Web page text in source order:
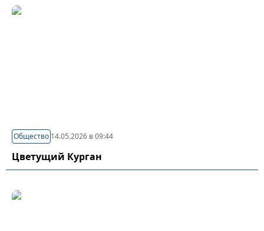
Общество 14.05.2026 в 09:44
Цветущий Курган